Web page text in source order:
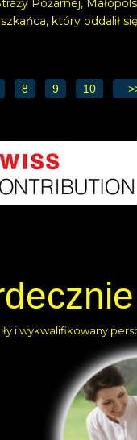
Pożarnej,
który oddalił
8 9 10
i wykwalifikowany